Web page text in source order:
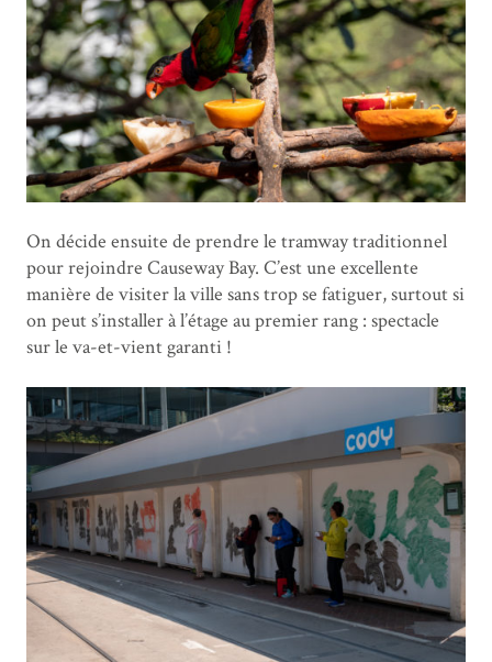
On décide ensuite de prendre le tramway traditionnel
pour rejoindre Causeway Bay. C’est une excellente
manière de visiter la ville sans trop se fatiguer, surtout si
on peut s’installer à l’étage au premier rang : spectacle
sur le va-et-vient garanti !